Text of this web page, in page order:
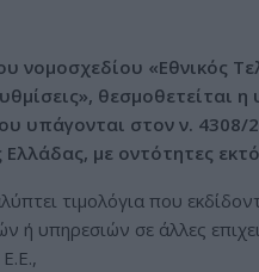
νομοσχεδίου «Εθνικός
θεσμοθετείται
υπάγονται στον ν.
Ελλάδας, με οντότητες
τιμολόγια που
ή υπηρεσιών σε άλλες